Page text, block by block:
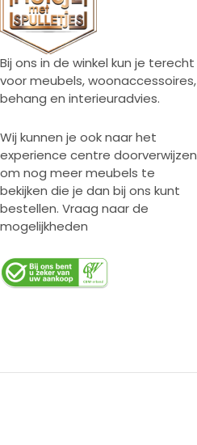
Bij ons in de winkel kun je terecht
voor meubels, woonaccessoires,
behang en interieuradvies.
Wij kunnen je ook naar het
experience centre doorverwijzen
om nog meer meubels te
bekijken die je dan bij ons kunt
bestellen. Vraag naar de
mogelijkheden